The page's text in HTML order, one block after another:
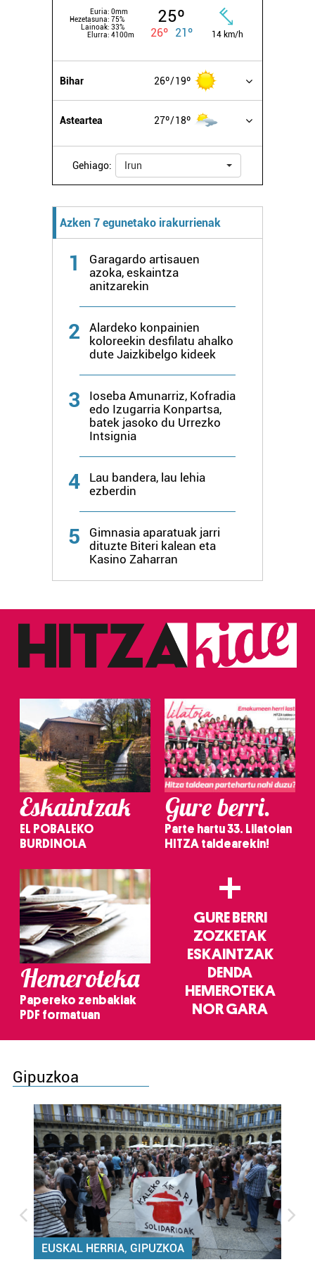
Euria: 0mm
Hezetasuna: 75%
Lainoak: 33%
Elurra: 4100m
25º
26º 21º 14 km/h
Bihar 26º 19º
Asteartea 27º 18º
Gehiago: Irun
Azken 7 egunetako irakurrienak
1
Garagardo artisauen
azoka, eskaintza
anitzarekin
2
Alardeko konpainien
koloreekin desfilatu ahalko
dute Jaizkibelgo kideek
3
Ioseba Amunarriz, Kofradia
edo Izugarria Konpartsa,
batek jasoko du Urrezko
Intsignia
4
Lau bandera, lau lehia
ezberdin
5
Gimnasia aparatuak jarri
dituzte Biteri kalean eta
Kasino Zaharran
Eskaintzak
EL POBALEKO
BURDINOLA
Gure berri.
Parte hartu 33. Lilatoian
HITZA taldearekin!
Hemeroteka
Papereko zenbakiak
PDF formatuan
+
GURE BERRI
ZOZKETAK
ESKAINTZAK
DENDA
HEMEROTEKA
NOR GARA
Gipuzkoa
EUSKAL HERRIA, GIPUZKOA